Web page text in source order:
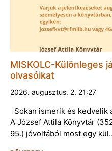
MISKOLC-Különleges
olvasóikat
2026. augusztus. 2. 21:27
Sokan ismerik és kedvelik
A József Attila Könyvtár
95.) jóvoltából most egy